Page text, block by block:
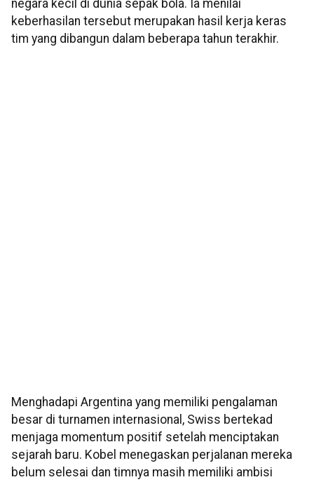
negara kecil di dunia sepak bola. Ia menilai
keberhasilan tersebut merupakan hasil kerja keras
tim yang dibangun dalam beberapa tahun terakhir.
Menghadapi Argentina yang memiliki pengalaman
besar di turnamen internasional, Swiss bertekad
menjaga momentum positif setelah menciptakan
sejarah baru. Kobel menegaskan perjalanan mereka
belum selesai dan timnya masih memiliki ambisi